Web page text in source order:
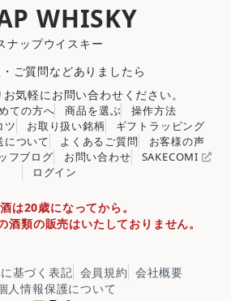
WHISKY
ナップウイスキー
ご質問などありましたら
お気軽にお問い合わせください。
ての方へ 商品を選ぶ
操作方法
ツ
お取り扱い銘柄
ギフトラッピング
について よくあるご質問
お客様の声
フブログ お問い合わせ
SAKECOMI
ログイン
は20歳になってから。
酒類の販売はいたしておりません。
基づく表記 会員規約 会社概要
人情報保護について